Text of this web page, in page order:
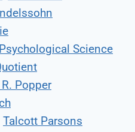
Psychological Science
Popper
Talcott Parsons